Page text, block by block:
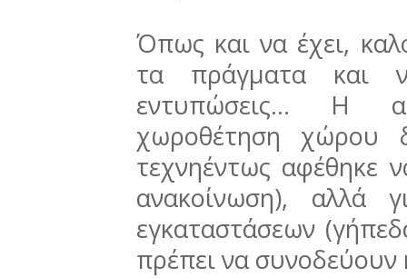
Όπως και να έχει,
τα πράγματα και
εντυπώσεις... Η
χωροθέτηση χώρου
τεχνηέντως αφέθηκε
ανακοίνωση), αλλά
εγκαταστάσεων
πρέπει να συνοδεύουν